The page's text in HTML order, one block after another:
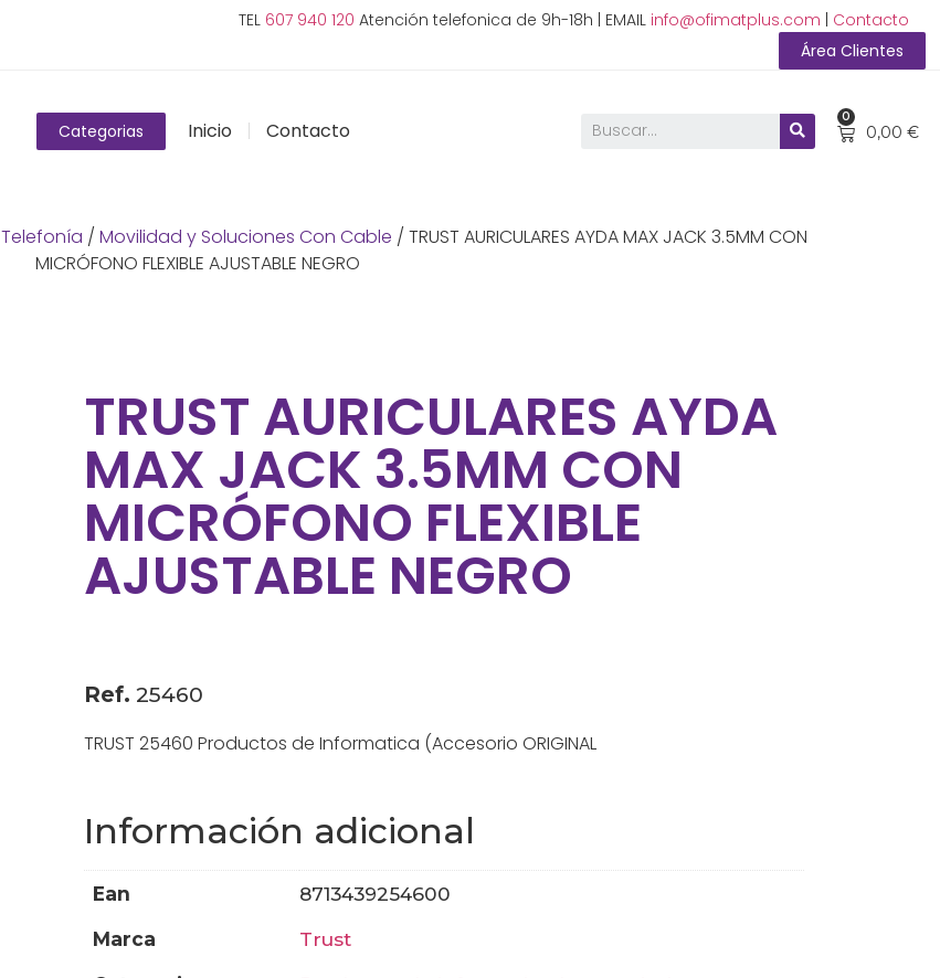
TEL 607 940 120 Atención telefonica de 9h-18h | EMAIL info@ofimatplus.com
Contacto
Área Clientes
Categorias Inicio Contacto 0,00 €
0
Telefonía / Movilidad y Soluciones Con Cable / TRUST AURICULARES AYDA MAX JACK 3.5MM CON
MICRÓFONO FLEXIBLE AJUSTABLE NEGRO
TRUST AURICULARES AYDA
MAX JACK 3.5MM CON
MICRÓFONO FLEXIBLE
AJUSTABLE NEGRO
Ref. 25460
TRUST 25460 Productos de Informatica (Accesorio ORIGINAL
Información adicional
ean
8713439254600
marca
trust